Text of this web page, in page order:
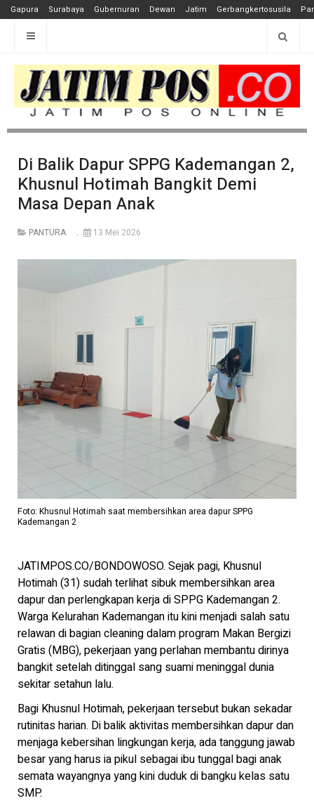
Gapura Surabaya Gubernuran Dewan Jatim Gerbangkertosusila
Di Balik Dapur SPPG Kademangan 2,
Khusnul Hotimah Bangkit Demi
Masa Depan Anak
PANTURA 13 Mei 2026
Foto: Khusnul Hotimah saat membersihkan area dapur SPPG
Kademangan 2
JATIMPOS.CO/BONDOWOSO. Sejak pagi, Khusnul
Hotimah (31) sudah terlihat sibuk membersihkan area
dapur dan perlengkapan kerja di SPPG Kademangan 2.
Warga Kelurahan Kademangan itu kini menjadi salah satu
relawan di bagian cleaning dalam program Makan Bergizi
Gratis (MBG), pekerjaan yang perlahan membantu dirinya
bangkit setelah ditinggal sang suami meninggal dunia
sekitar setahun lalu.
Bagi Khusnul Hotimah, pekerjaan tersebut bukan sekadar
rutinitas harian. Di balik aktivitas membersihkan dapur dan
menjaga kebersihan lingkungan kerja, ada tanggung jawab
besar yang harus ia pikul sebagai ibu tunggal bagi anak
semata wayangnya yang kini duduk di bangku kelas satu
SMP.